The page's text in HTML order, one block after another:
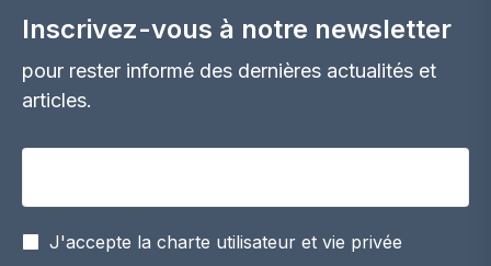
Inscrivez-vous à notre newsletter
pour rester informé des dernières actualités et
articles.
J'accepte la charte utilisateur et vie privée